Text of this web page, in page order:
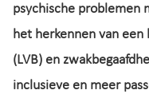
psychische problemen
het herkennen van
(LVB) en
inclusieve en meer